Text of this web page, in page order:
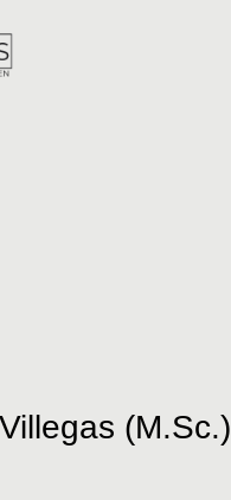
(M.Sc.)